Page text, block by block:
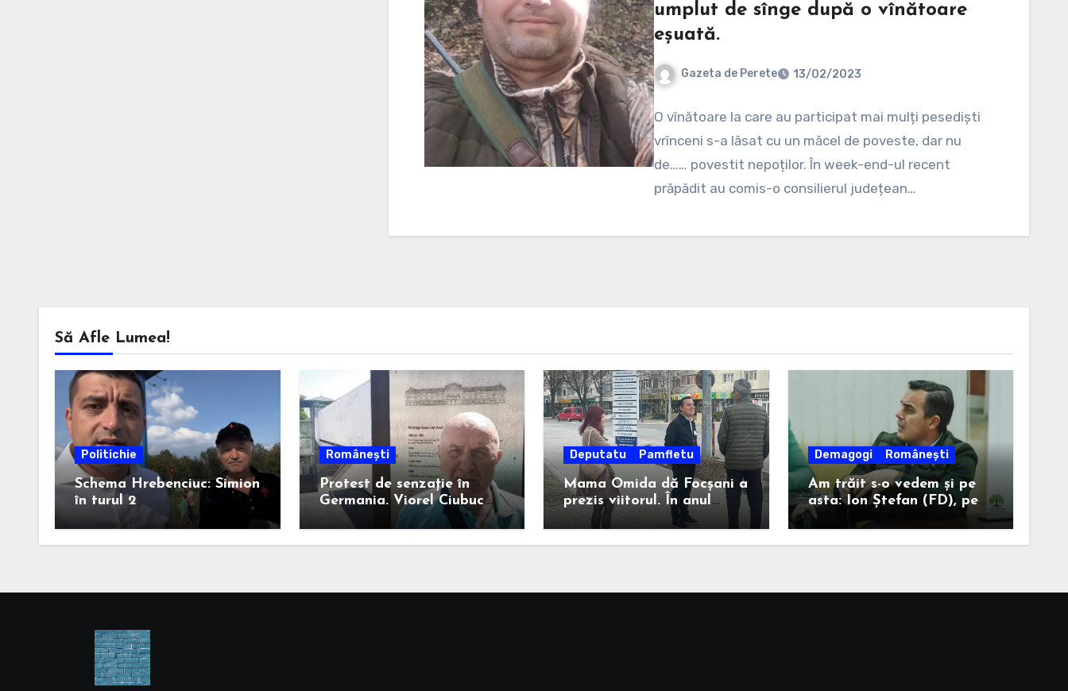
umplut de sînge după o vînătoare
eșuată.
Gazeta de Perete 13/02/2023
O vînătoare la care au participat mai mulți pesediști
vrînceni s-a lăsat cu un măcel de poveste, dar nu
de…… povestit nepoților. În week-end-ul recent
prăpădit au comis-o consilierul județean…
Să Afle Lumea!
Politichie
Schema Hrebenciuc: Simion
în turul 2
Românești
Protest de senzație în
Germania. Viorel Ciubuc
dă o palmă autorităților
din România. Bravo,
Deputatu Pamfletu
Mama Omida dă Focșani a
prezis viitorul. În anul
2124, adică peste 100 de
ani, un anume Ion Ștefan
Demagogi Românești
Am trăit s-o vedem și pe
asta: Ion Ștefan (FD), pe
listă cu Corina Atanasiu
(USR), cea care l-a ajutat